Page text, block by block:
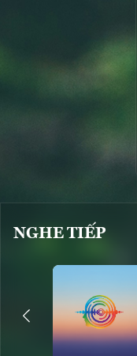
NGHE TIẾP